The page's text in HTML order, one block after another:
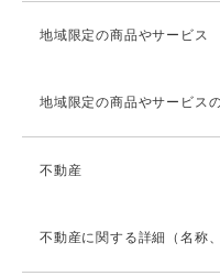
地域限定の商品やサービス
地域限定の商品やサービス
不動産
不動産に関する詳細（名称